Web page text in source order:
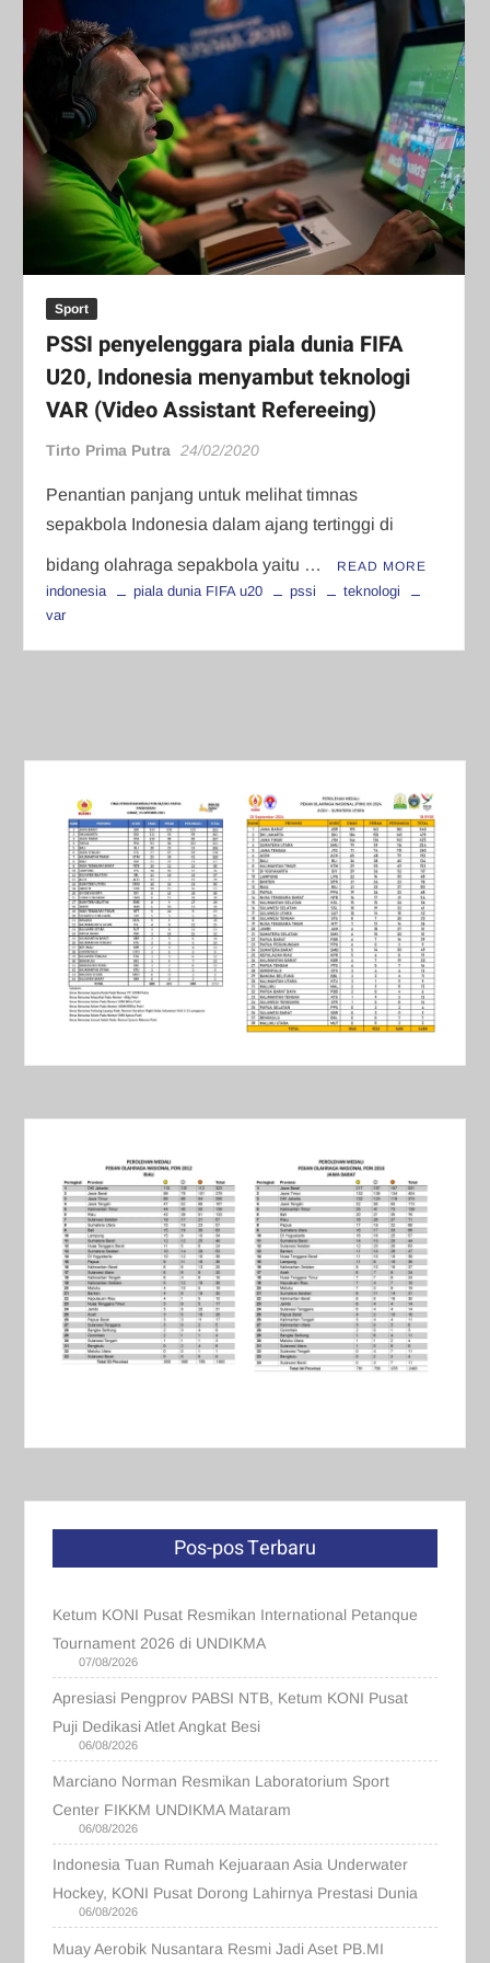
Sport
PSSI penyelenggara piala dunia FIFA
U20, Indonesia menyambut teknologi
VAR (Video Assistant Refereeing)
Tirto Prima Putra 24/02/2020
Penantian panjang untuk melihat timnas
sepakbola Indonesia dalam ajang tertinggi di
bidang olahraga sepakbola yaitu … READ MORE
indonesia piala dunia FIFA u20 pssi
teknologi
var
Pos-pos Terbaru
Ketum KONI Pusat Resmikan International Petanque
Tournament 2026 di UNDIKMA
07/08/2026
Apresiasi Pengprov PABSI NTB, Ketum KONI Pusat
Puji Dedikasi Atlet Angkat Besi
06/08/2026
Marciano Norman Resmikan Laboratorium Sport
Center FIKKM UNDIKMA Mataram
06/08/2026
Indonesia Tuan Rumah Kejuaraan Asia Underwater
Hockey, KONI Pusat Dorong Lahirnya Prestasi Dunia
06/08/2026
Muay Aerobik Nusantara Resmi Jadi Aset PB.MI